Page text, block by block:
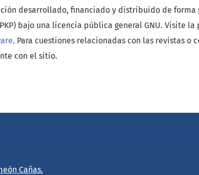
desarrollado, financiado y distribuido de forma
bajo una licencia pública general GNU. Visite la
. Para cuestiones relacionadas con las revistas o
con el sitio.
Cañas.